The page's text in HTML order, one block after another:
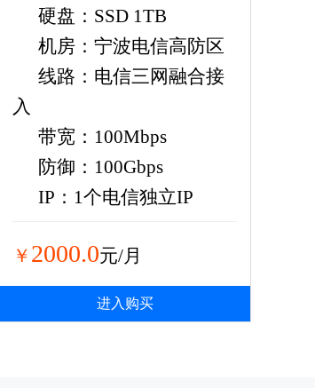
硬盘：SSD 1TB
机房：宁波电信高防区
线路：电信三网融合接
入
带宽：100Mbps
防御：100Gbps
IP：1个电信独立IP
￥ 2000.0元/月
进入购买